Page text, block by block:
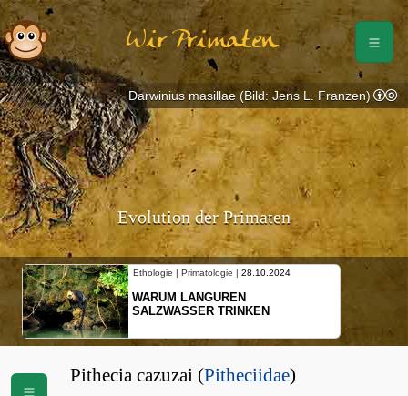
Wir Primaten
Evolution der Primaten
Ethologie | Primatologie | 28.10.2024
WARUM LANGUREN
SALZWASSER TRINKEN
Darwinius masillae (Bild: Jens L. Franzen)
Pithecia cazuzai (Pitheciidae)